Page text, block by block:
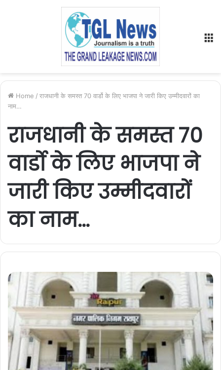
Home / राजधानी के समस्त 70 वार्डो के लिए भाजपा ने जारी किए उम्मीदवारों का
नाम…
राजधानी के समस्त 70
वार्डो के लिए भाजपा ने
जारी किए उम्मीदवारों
का नाम…